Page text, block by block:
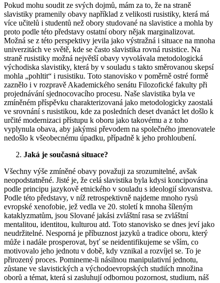
Pokud mohu soudit ze svých dojmů, mám za to, že na straně
slavistiky pramenily obavy například z velikosti rusistiky, která má
více učitelů i studentů než obory studované na slavistice a mohla by
proto podle této představy ostatní obory nějak marginalizovat.
Možná se z této perspektivy jevila jako výstražná i situace na mnoha
univerzitách ve světě, kde se často slavistika rovná rusistice. Na
straně rusistiky možná největší obavy vyvolávala metodologická
východiska slavistiky, která by v souladu s takto směrovanou skepsí
mohla „pohltit“ i rusistiku. Toto stanovisko v poměrně ostré formě
zaznělo i v rozpravě Akademického senátu Filozofické fakulty při
projednávání sjednocovacího procesu. Naše slavistika byla ve
zmíněném příspěvku charakterizovaná jako metodologicky zaostalá
ve srovnání s rusistikou, kde za posledních deset dvanáct let došlo k
určité modernizaci přístupu k oboru jako takovému a z toho
vyplynula obava, aby jakýmsi převodem na společného jmenovatele
nedošlo k všeobecnému úpadku, případně k jeho prohloubení.
Jaká je současná situace?
Všechny výše zmíněné obavy považuji za srozumitelné, avšak
neopodstatněné. Jisté je, že celá slavistika byla kdysi koncipována
podle principu jazykově etnického v souladu s ideologií slovanstva.
Podle této představy, v níž retrospektivně najdeme mnoho rysů
evropské xenofobie, jež vedla ve 20. století k mnoha šíleným
kataklyzmatům, jsou Slované jakási zvláštní rasa se zvláštní
mentalitou, identitou, kulturou atd. Toto stanovisko se dnes jeví jako
neudržitelné. Nesporná je příbuznost jazyků a tradice oboru, který
může i nadále prosperovat, byť se neidentifikujeme se vším, co
motivovalo jeho jednotu v době, kdy vznikal a rozvíjel se. To je
přirozený proces. Pomineme-li násilnou manipulativní jednotu,
zůstane ve slavistických a východoevropských studiích množina
oborů a témat, která si zasluhují odbornou pozornost, studium, náš